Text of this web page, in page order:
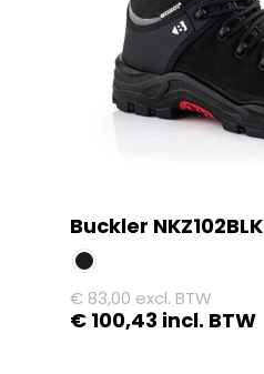
Buckler NKZ102BLK
€ 83,00 excl. BTW
€ 100,43 incl. BTW